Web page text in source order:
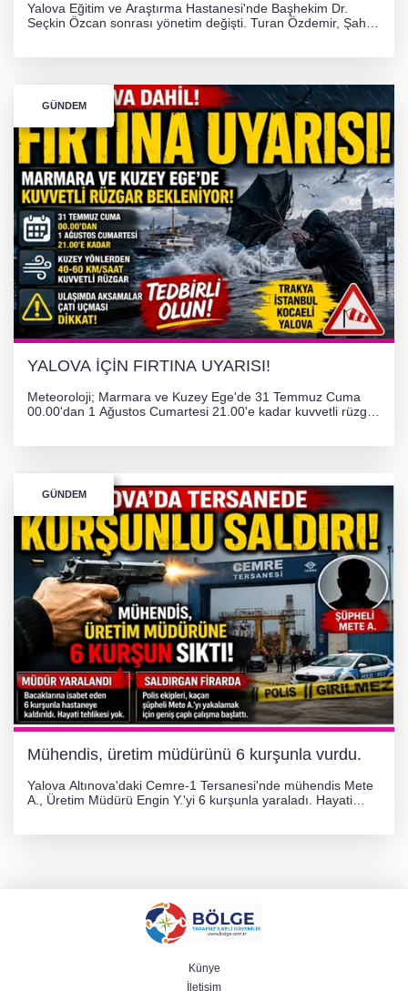
Yalova Eğitim ve Araştırma Hastanesi'nde Başhekim Dr.
Seçkin Özcan sonrası yönetim değişti. Turan Özdemir, Şahin
GÜNDEM
YALOVA İÇİN FIRTINA UYARISI!
Meteoroloji; Marmara ve Kuzey Ege'de 31 Temmuz Cuma
00.00'dan 1 Ağustos Cumartesi 21.00'e kadar kuvvetli rüzgar
GÜNDEM
Mühendis, üretim müdürünü 6 kurşunla vurdu.
Yalova Altınova'daki Cemre-1 Tersanesi'nde mühendis Mete
A., Üretim Müdürü Engin Y.'yi 6 kurşunla yaraladı. Hayati
Künye
İletişim